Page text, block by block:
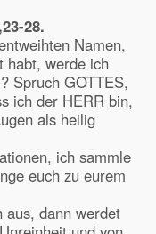
28.
Namen,
habt, werde ich
Spruch GOTTES,
ich der HERR bin,
als heilig
ich sammle
euch zu eurem
aus, dann werdet